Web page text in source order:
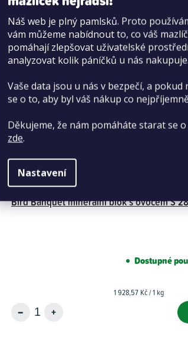
Náš web je plný pamlsků. Proto
vám můžeme nabídnout to, co váš
pomáhají zlepšovat uživatelské
analyzovat kolik páníčků u nás nakupuje.
Vaše data jsou u nás v bezpečí, a
se o to, aby byl váš nákup co
Děkujeme, že nám pomáháte starat se
zde.
Nastavení
Bird Banquet minerální blok s ovocem S
Dostupné
Měrná
1 928,57 Kč / 1 kg